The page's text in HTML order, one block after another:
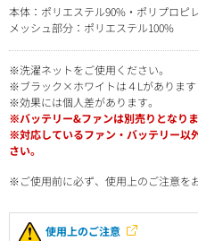
本体：ポリエステル90%・ポリプロピ
メッシュ部分：ポリエステル100%
※洗濯ネットをご使用ください。
※ブラック×ホワイトは４Lがあります
※効果には個人差があります。
※バッテリー&ファンは別売りとなりま
※対応しているファン・バッテリー以
さい。
※ご使用前に必ず、使用上のご注意を
使用上のご注意